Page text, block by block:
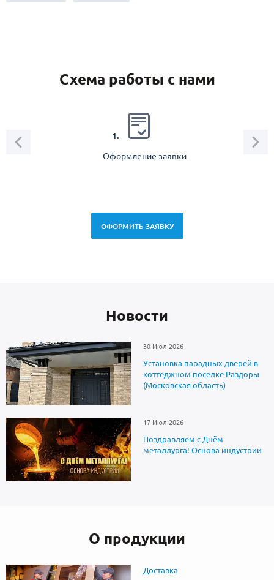
Схема работы с нами
1.
Оформление заявки
ОФОРМИТЬ ЗАЯВКУ
Новоcти
30 Июл 2026
Установка парадных дверей в
коттеджном поселке Раздоры
(Московская область)
17 Июл 2026
Поздравляем с Днём
металлурга! Основа индустрии
О продукции
Доставка